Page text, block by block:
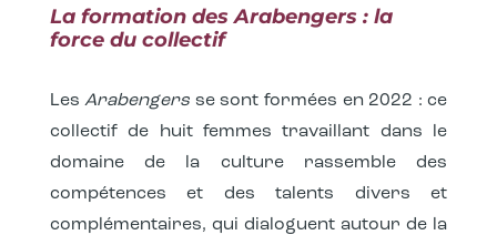
La formation desArabengers: la
force du collectif
LesArabengers se sont formées en 2022 : ce
collectif de huit femmes travaillant dans le
domaine de la culture rassemble des
compétences et des talents divers et
complémentaires, qui dialoguent autour de la